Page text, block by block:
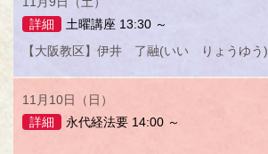
詳細
土曜講座 13:30 ～
【大阪教区】伊井 了融(いい りょうゆう)
11月10日（日）
詳細
永代経法要 14:00 ～